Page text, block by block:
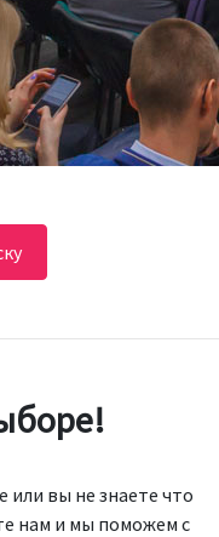
или вы не знаете что
нам и мы поможем с